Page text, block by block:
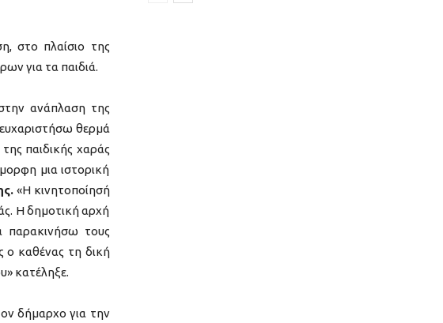
στο πλαίσιο της
για τα παιδιά.
ανάπλαση της
θερμά
παιδικής χαράς
μια ιστορική
«Η κινητοποίησή
Η δημοτική αρχή
παρακινήσω τους
ο καθένας τη δική
κατέληξε.
δήμαρχο για την